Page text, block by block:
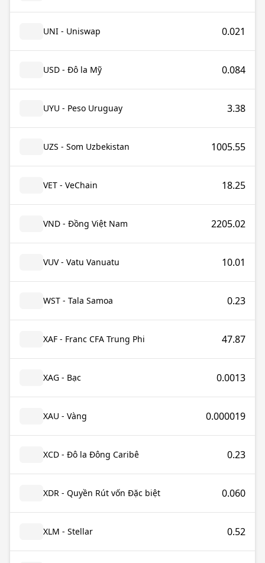
UNI - Uniswap 0.021
USD - Đô la Mỹ 0.084
UYU - Peso Uruguay 3.38
UZS - Som Uzbekistan 1005.55
VET - VeChain 18.25
VND - Đồng Việt Nam 2205.02
VUV - Vatu Vanuatu 10.01
WST - Tala Samoa 0.23
XAF - Franc CFA Trung Phi 47.87
XAG - Bạc 0.0013
XAU - Vàng 0.000019
XCD - Đô la Đông Caribê 0.23
XDR - Quyền Rút vốn Đặc biệt 0.060
XLM - Stellar 0.52